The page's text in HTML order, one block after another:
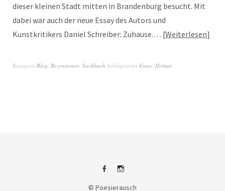
dieser kleinen Stadt mitten in Brandenburg besucht. Mit
dabei war auch der neue Essay des Autors und
Kunstkritikers Daniel Schreiber: Zuhause.… Weiterlesen
Kategorie Blog Rezensionen Sachbuch Schlagwörter Essay Heimat
FacebookInstagram
© Poesierausch